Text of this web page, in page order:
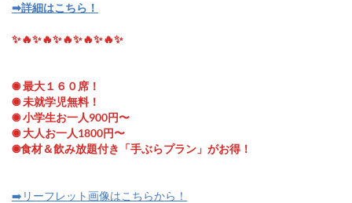
➡︎詳細はこちら！
✨🔥✨🔥✨🔥✨🔥✨🔥✨
◉ 最大１６０席！
◉ 未就学児無料！
◉ 小学生お一人900円〜
◉ 大人お一人1800円〜
◉食材＆飲み放題付き「手ぶらプラン」がお得！
➡️リーフレット画像はこちらから！